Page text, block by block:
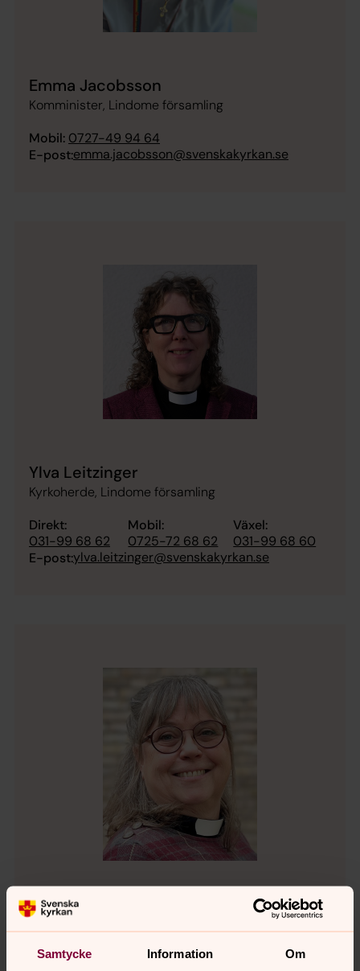
Samtycke Information Om
Emma Jacobsson
Komminister, Lindome församling
Mobil: 0727-49 94 64
E-post:emma.jacobsson@svenskakyrkan.se
Ylva Leitzinger
Kyrkoherde, Lindome församling
Direkt:
031-99 68 62
Mobil:
0725-72 68 62
Växel:
031-99 68 60
E-post:ylva.leitzinger@svenskakyrkan.se
Katinka Randin
Kommininster, Lindome församling
Direkt: